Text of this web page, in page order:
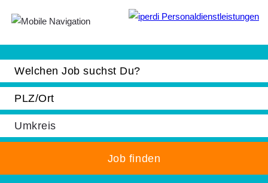
Jobbörse
Bewerber
Über iperdi
AGB